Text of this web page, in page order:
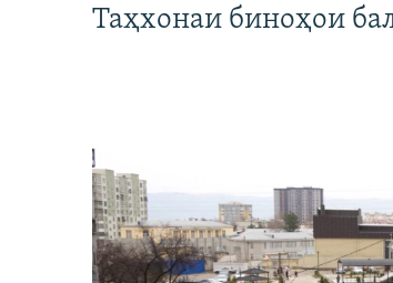
Таҳхонаи биноҳои